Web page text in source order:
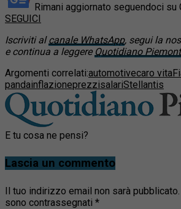
Rimani aggiornato seguendoci su
SEGUICI
Iscriviti alcanale WhatsApp, segui la
e continua a leggere Quotidiano
Argomenti correlati:automotivecaro vita
pandainflazioneprezzisalariStellantis
E tu cosa ne pensi?
Lascia un commento
Il tuo indirizzo email non sarà pubblicato.
sono contrassegnati *